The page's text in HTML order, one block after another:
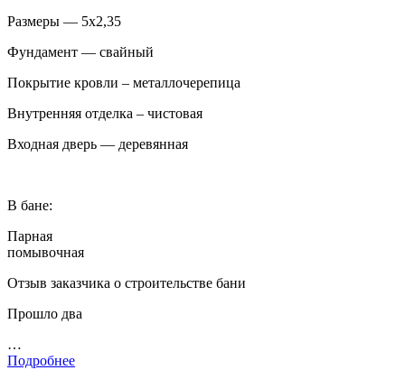
Размеры — 5х2,35
Фундамент — свайный
Покрытие кровли – металлочерепица
Внутренняя отделка – чистовая
Входная дверь — деревянная
В бане:
Парная
помывочная
Отзыв заказчика о строительстве бани
Прошло два
…
Подробнее